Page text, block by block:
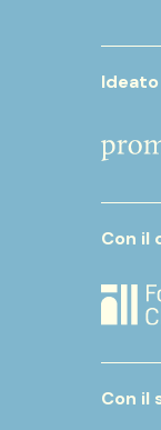
Con il
Con il